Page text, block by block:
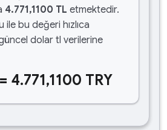
4.771,1100 TL etmektedir.
ile bu değeri hızlıca
dolar tl verilerine
4.771,1100 TRY